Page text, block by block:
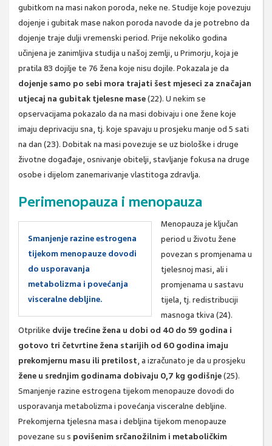
gubitkom na masi nakon poroda, neke ne. Studije koje povezuju
dojenje i gubitak mase nakon poroda navode da je potrebno da
dojenje traje dulji vremenski period. Prije nekoliko godina
učinjena je zanimljiva studija u našoj zemlji, u Primorju, koja je
pratila 83 dojilje te 76 žena koje nisu dojile. Pokazala je da
dojenje samo po sebi mora trajati šest mjeseci za značajan
utjecaj na gubitak tjelesne mase(22). U nekim se
opservacijama pokazalo da na masi dobivaju i one žene koje
imaju deprivaciju sna, tj. koje spavaju u prosjeku manje od 5 sati
na dan (23). Dobitak na masi povezuje se uz biološke i druge
životne događaje, osnivanje obitelji, stavljanje fokusa na druge
osobe i dijelom zanemarivanje vlastitoga zdravlja.
Perimenopauza i menopauza
Smanjenje razine estrogena
tijekom menopauze dovodi
do usporavanja
metabolizma i povećanja
visceralne debljine.
Menopauza je ključan
period u životu žene
povezan s promjenama u
tjelesnoj masi, ali i
promjenama u sastavu
tijela, tj. redistribuciji
masnoga tkiva (24).
Otprilike dvije trećine žena u dobi od 40 do 59 godina i
gotovo tri četvrtine žena starijih od 60 godina imaju
prekomjernu masu ili pretilost, a izračunato je da u prosjeku
žene u srednjim godinama dobivaju 0,7 kg godišnje(25).
Smanjenje razine estrogena tijekom menopauze dovodi do
usporavanja metabolizma i povećanja visceralne debljine.
Prekomjerna tjelesna masa i debljina tijekom menopauze
povezane su s povišenim srčanožilnim i metaboličkim